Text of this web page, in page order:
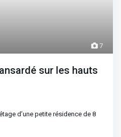
7
sur les hauts
d’une petite résidence de 8